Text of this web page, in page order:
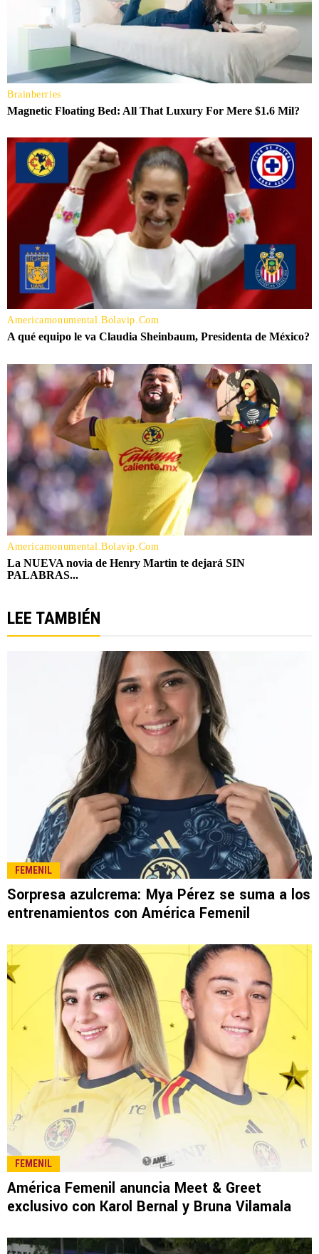
LEE TAMBIÉN
FEMENIL
Sorpresa azulcrema: Mya Pérez se suma a los
entrenamientos con América Femenil
FEMENIL
América Femenil anuncia Meet & Greet
exclusivo con Karol Bernal y Bruna Vilamala